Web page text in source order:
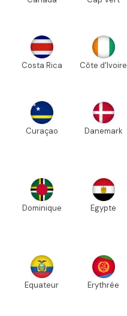
Costa Rica Côte d'Ivoire
Curaçao Danemark
Dominique Egypte
Equateur Erythrée